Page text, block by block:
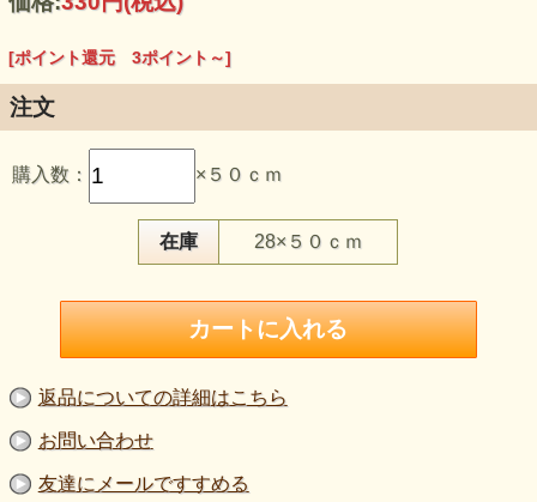
この生地のおすすめポイント
・細かな濃淡が混ざる、霜降り調のグレイです。
・綿100％の強撚天竺で、シャリ感とさらりとした手触りが
・普通～やや薄手で、主にヨコ方向によく伸びます。
・Tシャツ、カットソー、重ね着用インナーなどにご検討い
・生地幅170cmの広幅で、色違いを比較できる全4色のシリ
ーズです。
【品 番】m2131
【価 格】300円＋消費税（50cm単位）
【素 材】綿：100％
【生地幅】170cm
【販売単位】50cm単位になります。
【生地の厚さ】普通～やや薄い
【生地の伸び】主にヨコ方向によく伸びる
[ポイント還元 3ポイント～]
注文
購入数： ×５０ｃｍ
在庫 28×５０ｃｍ
返品についての詳細はこちら
お問い合わせ
友達にメールですすめる